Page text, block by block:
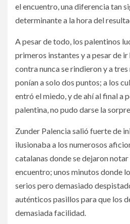
el encuentro, una diferencia tan
determinante a la hora del
A pesar de todo, los palentinos
primeros instantes y a pesar de
contra nunca se rindieron y a
ponían a solo dos puntos; a los
entró el miedo, y de ahí al final a
palentina, no pudo darse la
Zunder Palencia salió fuerte de
ilusionaba a los numerosos
catalanas donde se dejaron
encuentro; unos minutos donde
serios pero demasiado
auténticos pasillos para que los
demasiada facilidad.